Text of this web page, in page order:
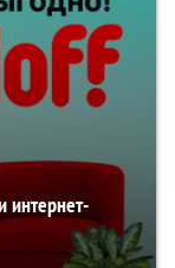
интернет-